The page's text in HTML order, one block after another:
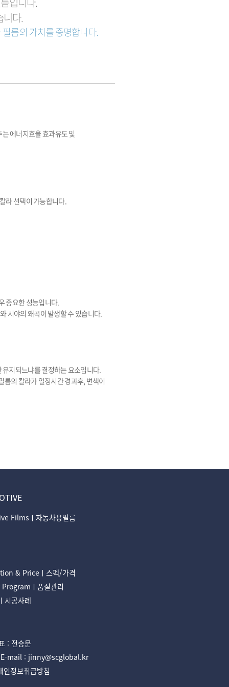
니다.
름의 가치를 증명합니다.
에너지효율 효과유도 및
라 선택이 가능합니다.
중요한 성능입니다.
시야의 왜곡이 발생할 수 있습니다.
지되느냐를 결정하는 요소입니다.
의 칼라가 일정시간 경과후, 변색이
Filmsㅣ자동차용필름
& Priceㅣ스펙/가격
ㅣ품질관리
시공사례
: 전승문
E-mail : jinny@scglobal.kr
인정보취급방침